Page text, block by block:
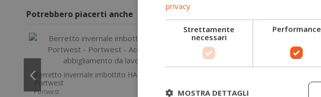
Potrebbero piacerti anche
Berretto invernale imbottito HA10
Portwest
Portwest
privacy
Strettamente
necessari
Performance
MOSTRA DETTAGLI